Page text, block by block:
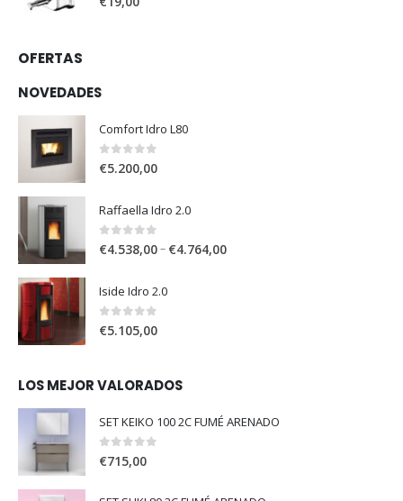
OFERTAS
NOVEDADES
Comfort Idro L80
0out of 5
€5.200,00
Raffaella Idro 2.0
0 out of 5
€4.538,00– €4.764,00
Iside Idro 2.0
0out of 5
€5.105,00
LOS MEJOR VALORADOS
SET KEIKO 100 2C FUMÉ ARENADO
0out of 5
€715,00